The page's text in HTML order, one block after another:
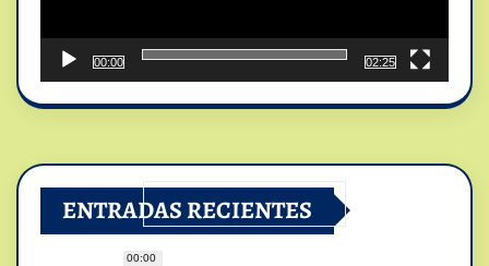
00:00
00:00
02:25
ENTRADAS RECIENTES